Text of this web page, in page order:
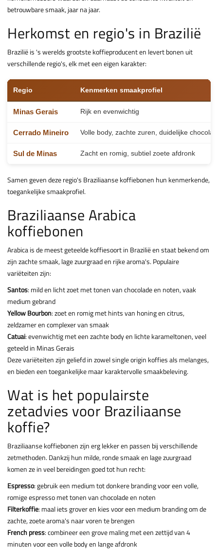
betrouwbare smaak, jaar na jaar.
Herkomst en regio's in Brazilië
Brazilië is 's werelds grootste koffieproducent en levert bonen uit
verschillende regio's, elk met een eigen karakter:
Regio Kenmerken smaakprofiel
Minas Gerais Rijk en evenwichtig
Cerrado Mineiro Volle body, zachte zuren, duidelijke
Sul de Minas Zacht en romig, subtiel zoete afdronk
Samen geven deze regio's Braziliaanse koffiebonen hun kenmerkende,
toegankelijke smaakprofiel.
Braziliaanse Arabica
koffiebonen
Arabica is de meest geteelde koffiesoort in Brazilië en staat bekend om
zijn zachte smaak, lage zuurgraad en rijke aroma's. Populaire
variëteiten zijn:
Santos: mild en licht zoet met tonen van chocolade en noten, vaak
medium gebrand
Yellow Bourbon: zoet en romig met hints van honing en citrus,
zeldzamer en complexer van smaak
Catuai: evenwichtig met een zachte body en lichte karameltonen, veel
geteeld in Minas Gerais
Deze variëteiten zijn geliefd in zowel single origin koffies als melanges,
en bieden een toegankelijke maar karaktervolle smaakbeleving.
Wat is het populairste
zetadvies voor Braziliaanse
koffie?
Braziliaanse koffiebonen zijn erg lekker en passen bij verschillende
zetmethoden. Dankzij hun milde, ronde smaak en lage zuurgraad
komen ze in veel bereidingen goed tot hun recht:
Espresso: gebruik een medium tot donkere branding voor een volle,
romige espresso met tonen van chocolade en noten
Filterkoffie: maal iets grover en kies voor een medium branding om de
zachte, zoete aroma's naar voren te brengen
French press: combineer een grove maling met een zettijd van 4
minuten voor een volle body en lange afdronk